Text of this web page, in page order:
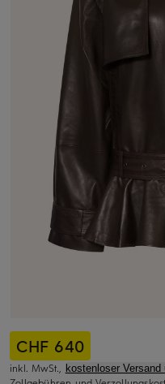
CHF 640
inkl. MwSt., kostenloser